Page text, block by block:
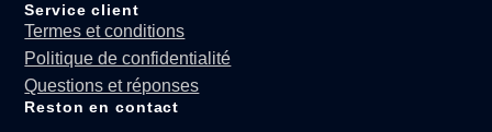
Service client
Termes et conditions
Politique de confidentialité
Questions et réponses
Reston en contact